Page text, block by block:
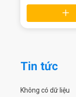
Tin tức
Không có dữ liệu